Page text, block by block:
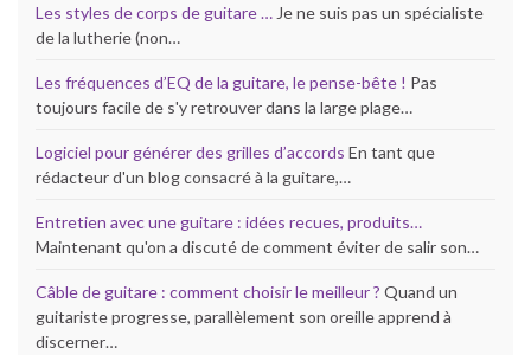
Les styles de corps de guitare … Je ne suis pas un spécialiste
de la lutherie (non…
Les fréquences d’EQ de la guitare, le pense-bête ! Pas
toujours facile de s'y retrouver dans la large plage…
Logiciel pour générer des grilles d’accords En tant que
rédacteur d'un blog consacré à la guitare,…
Entretien avec une guitare : idées recues, produits…
Maintenant qu'on a discuté de comment éviter de salir son…
Câble de guitare : comment choisir le meilleur ? Quand un
guitariste progresse, parallèlement son oreille apprend à
discerner…